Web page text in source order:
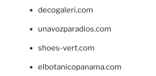
decogaleri.com
unavozparadios.com
shoes-vert.com
elbotanicopanama.com